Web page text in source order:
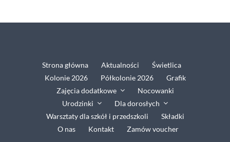
Nocowanki
Urodzinki
Strona główna Aktualności
Świetlica
Kolonie 2026
Półkolonie 2026
Grafik
Zajęcia dodatkowe
Nocowanki
Urodzinki
Dla dorosłych
Warsztaty dla szkół i przedszkoli
Składki
O nas
Kontakt Zamów voucher